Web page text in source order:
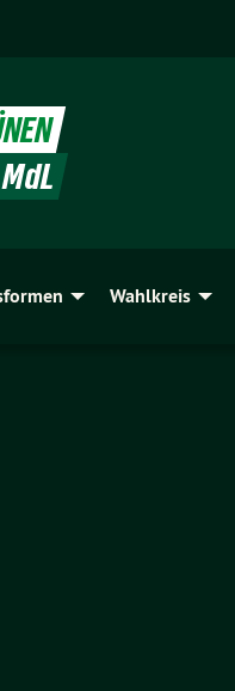
Wahlkreis